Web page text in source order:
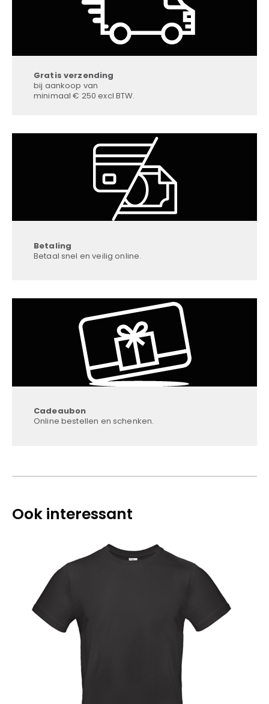
Gratis verzending
bij aankoop van
minimaal € 250 excl BTW.
Betaling
Betaal snel en veilig online.
Cadeaubon
Online bestellen en schenken.
Ook interessant